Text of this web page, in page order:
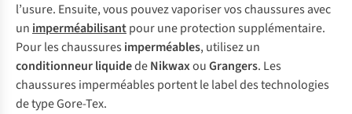
l’usure. Ensuite, vous pouvez vaporiser vos chaussures avec
un imperméabilisantpour une protection supplémentaire.
Pour les chaussures imperméables, utilisez un
conditionneur liquidedeNikwaxouGrangers. Les
chaussures imperméables portent le label des technologies
de type Gore-Tex.